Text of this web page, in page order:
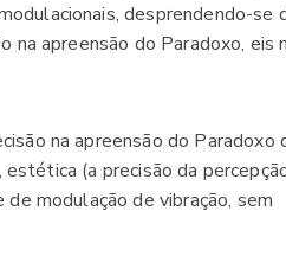
desprendendo-se
na apreensão do Paradoxo, eis
na apreensão do Paradoxo
(a precisão da
modulação de vibração, sem